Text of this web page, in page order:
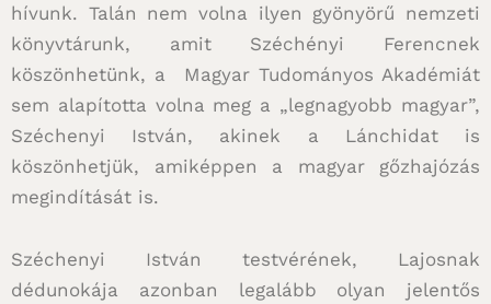
hívunk. Talán nem volna ilyen gyönyörű nemzeti
könyvtárunk, amit Széchényi Ferencnek
köszönhetünk, a Magyar Tudományos Akadémiát
sem alapította volna meg a „legnagyobb magyar”,
Széchenyi István, akinek a Lánchidat is
köszönhetjük, amiképpen a magyar gőzhajózás
megindítását is.
Széchenyi István testvérének, Lajosnak
dédunokája azonban legalább olyan jelentős